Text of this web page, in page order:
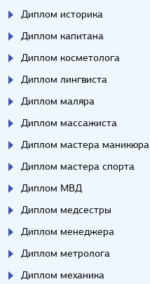
Диплом историка
Диплом капитана
Диплом косметолога
Диплом лингвиста
Диплом маляра
Диплом массажиста
Диплом мастера маникюра
Диплом мастера спорта
Диплом МВД
Диплом медсестры
Диплом менеджера
Диплом метролога
Диплом механика